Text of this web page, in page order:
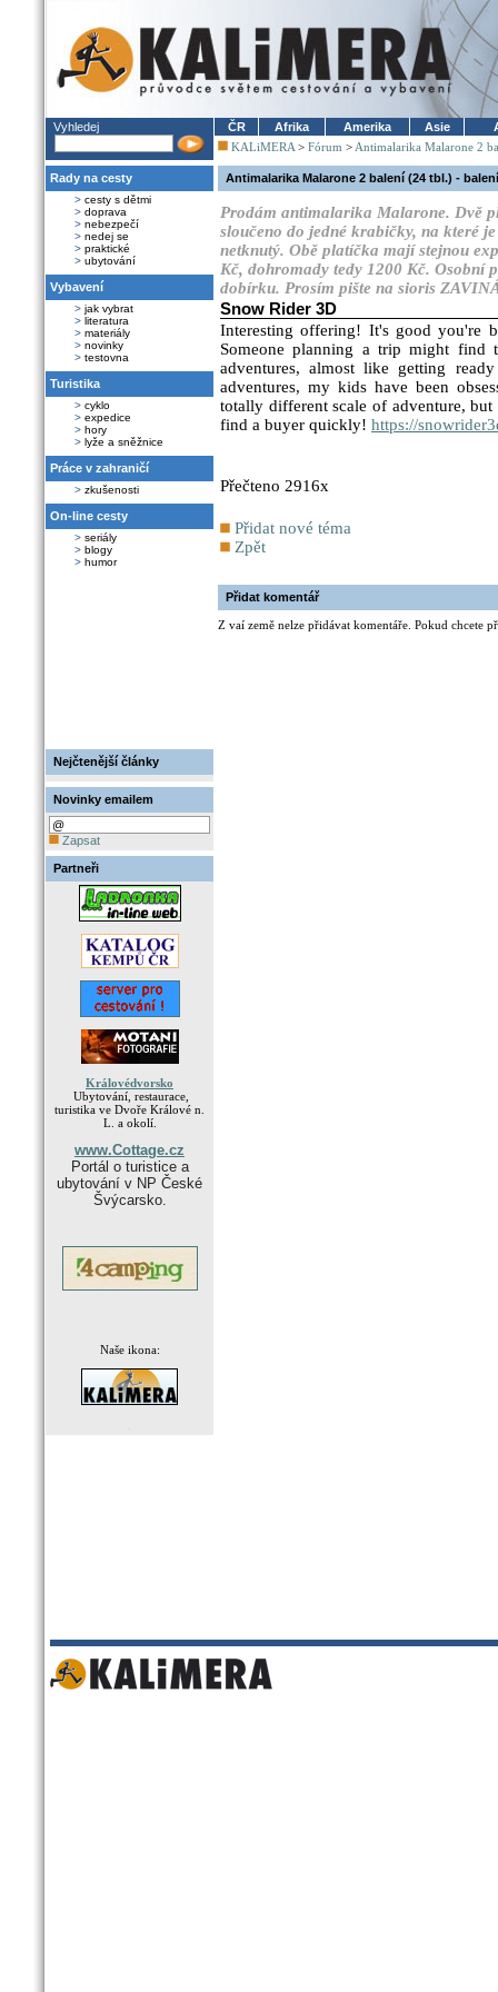
Vyhledej
Rady na cesty
> cesty s dětmi
> doprava
> nebezpečí
> nedej se
> praktické
> ubytování
Vybavení
> jak vybrat
> literatura
> materiály
> novinky
> testovna
Turistika
> cyklo
> expedice
> hory
> lyže a sněžnice
Práce v zahraničí
> zkušenosti
On-line cesty
> seriály
> blogy
> humor
Nejčtenější články
Novinky emailem
Zapsat
Partneři
Královédvorsko
Ubytování, restaurace,
turistika ve Dvoře Králové n.
L. a okolí.
www.Cottage.cz
Portál o turistice a
ubytování v NP České
Švýcarsko.
Naše ikona:
ČR Afrika Amerika Asie
KALiMERA > Fórum > Antimalarika Malarone 2
Antimalarika Malarone 2 balení (24 tbl.) -
Prodám antimalarika Malarone. Dvě
sloučeno do jedné krabičky, na které
netknutý. Obě platíčka mají stejnou
Kč, dohromady tedy 1200 Kč. Osobní
dobírku. Prosím pište na sioris
Snow Rider 3D
Interesting offering! It's good you're
Someone planning a trip might
adventures, almost like getting
adventures, my kids have been
totally different scale of adventure,
find a buyer quickly! https://
Přečteno 2916x
Přidat nové téma
Zpět
Přidat komentář
Z vaí země nelze přidávat komentáře. Pokud chcete